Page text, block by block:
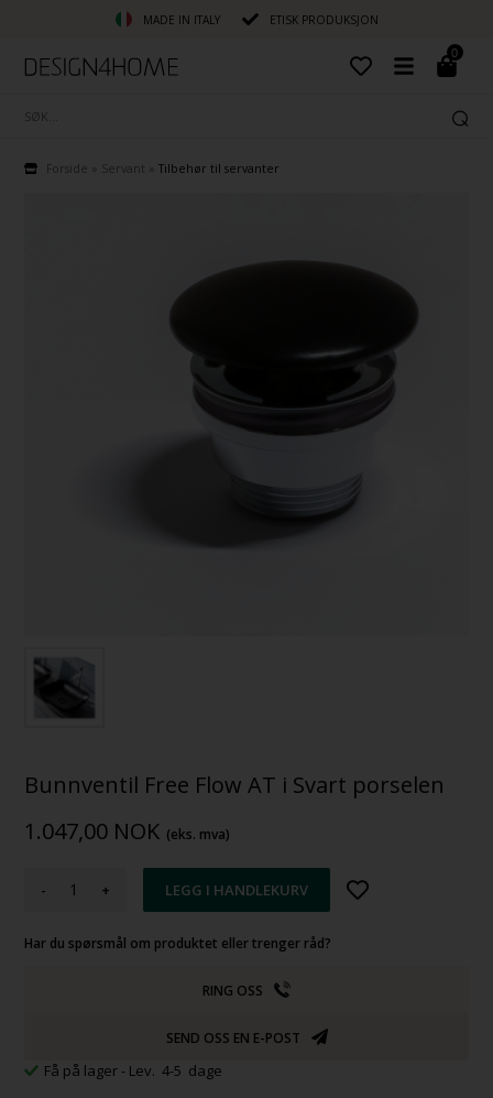
MADE IN ITALY ETISK PRODUKSJON
0
Forside Servant »Tilbehør til servanter
Bunnventil Free Flow AT i Svart porselen
1.047,00 NOK (eks. mva)
- +
Har du spørsmål om produktet eller trenger råd?
RING OSS
SEND OSS EN E-POST
Få på lager - Lev. 4-5 dage